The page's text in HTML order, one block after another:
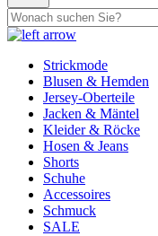
Strickmode
Blusen & Hemden
Jersey-Oberteile
Jacken & Mäntel
Kleider & Röcke
Hosen & Jeans
Shorts
Schuhe
Accessoires
Schmuck
SALE